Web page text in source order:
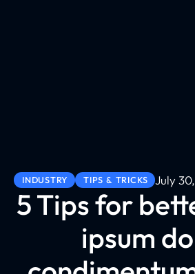
INDUSTRY TIPS & TRICKS July
5 Tips for
ipsum